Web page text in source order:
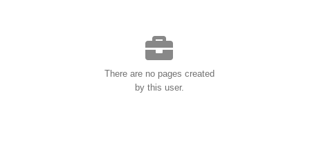
There are no pages created
by this user.